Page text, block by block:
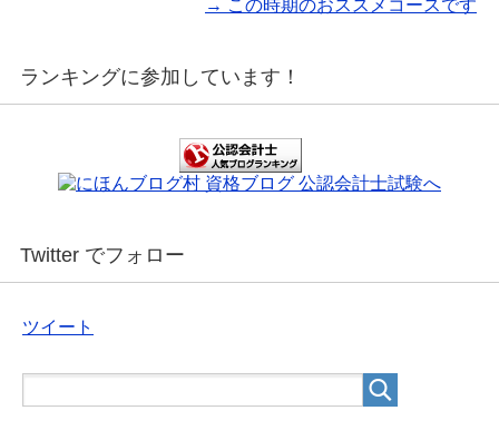
→ この時期のおススメコースです
ランキングに参加しています！
Twitter でフォロー
ツイート